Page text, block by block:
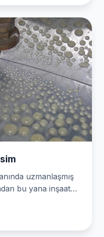
uzmanlaşmış
bu yana inşaat